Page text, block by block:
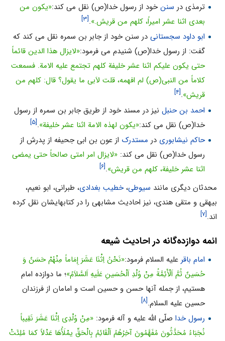
ترمذی در سننخود از رسول خدا(ص) نقل می کند:«یکون من
بعدی اثنا عشر امیراً، کلهم من قریش.».[۳]
ابو داود سجستانیدر سنن خود از جابر بن سمره نقل می کند که
گفت: از رسول خدا(ص) شنیدم می فرمود:«لایزال هذا الدین قائماً
حتی یکون علیکم اثنا عشر خلیفة کلهم تجتمع علیه الامة. فسمعت
کلاماً من النبی(ص) لم افهمه، قلت لاَبی ما یقول؟ قال: کلهم من
قریش».[۴]
احمد بن حنبلنیز در مسند خود از طریق جابر بن سمره از رسول
خدا(ص) نقل می کند:«یکون لهذه الامة اثنا عشر خلیفة».[۵]
حاکم نیشابوری در مستدرک از عون بن ابی جحیفه از پدرش از
رسول خدا(ص) نقل می کند: «لایزال امر امتی صالحاً حتی یمضی
اثنا عشر خلیفة، کلهم من قریش».[۶]
محدثان دیگری مانند سیوطی،خطیب بغدادی، طبرانی، ابو نعیم،
بیهقی و متقی هندی، نیز احادیث مشابهی را در کتابهایشان نقل کرده
اند.[۷]
ائمه دوازده‌گانه در احادیث شیعه
امام باقر علیه السلام فرمود:«نَحْنُ اِثْنَا عَشَرَ إِمَاماً مِنْهُمْ حَسَنٌ وَ
حُسَینٌ ثُمَّ اَلْأَئِمَّةُ مِنْ وُلْدِ اَلْحُسَینِ عَلَیهِ اَلسَّلاَمُ»؛ ما دوازده امام
هستیم، از جمله آنها حسن و حسین است و امامان از فرزندان
حسین علیه السلام.[۸]
رسول خداصلّى اللّٰه علیه و آله فرمود: «مِنْ وُلْدِی اِثْنَا عَشَرَ نَقِیباً
نُجَبَاءُ مُحَدَّثُونَ مُفَهَّمُونَ آخِرُهُمُ اَلْقَائِمُ بِالْحَقِّ یمْلَأُهَا عَدْلاً کمَا مُلِئَتْ